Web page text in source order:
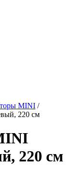
MINI /
220 см
220 см